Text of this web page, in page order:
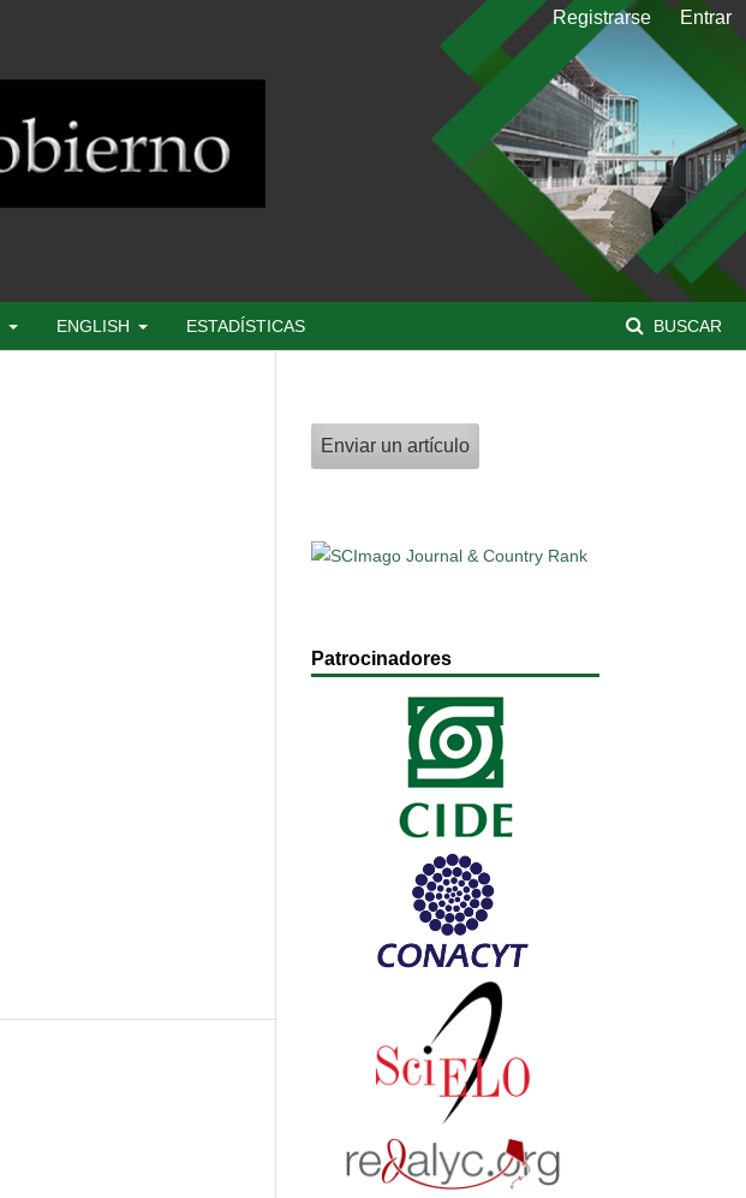
ENGLISH ESTADÍSTICAS BUSCAR
Registrarse Entrar
Enviar un artículo
Patrocinadores